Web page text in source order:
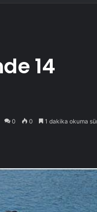
14
0 0 1 dakika okuma